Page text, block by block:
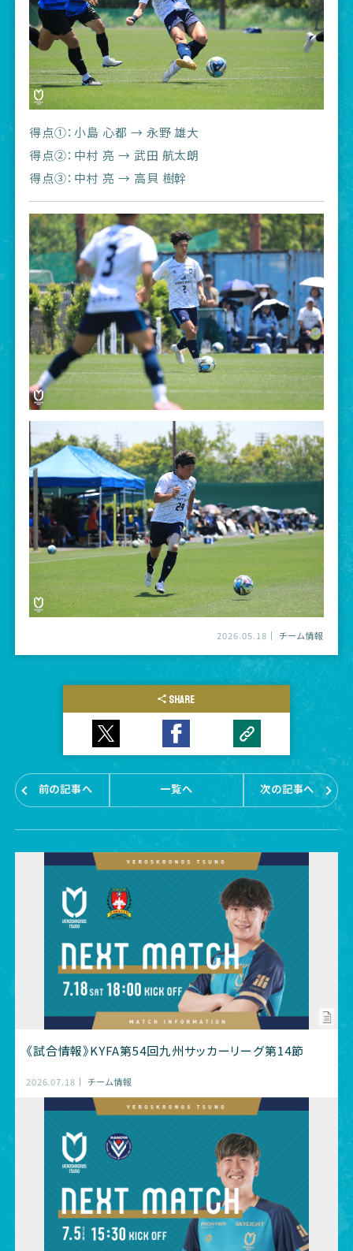
得点①：小島 心都 → 永野 雄大
得点②：中村 亮 → 武田 航太朗
得点③：中村 亮 → 高貝 樹幹
2026.05.18 チーム情報
SHARE
前の記事へ 一覧へ 次の記事へ
《試合情報》KYFA第54回九州サッカーリーグ第14節
2026.07.18 チーム情報